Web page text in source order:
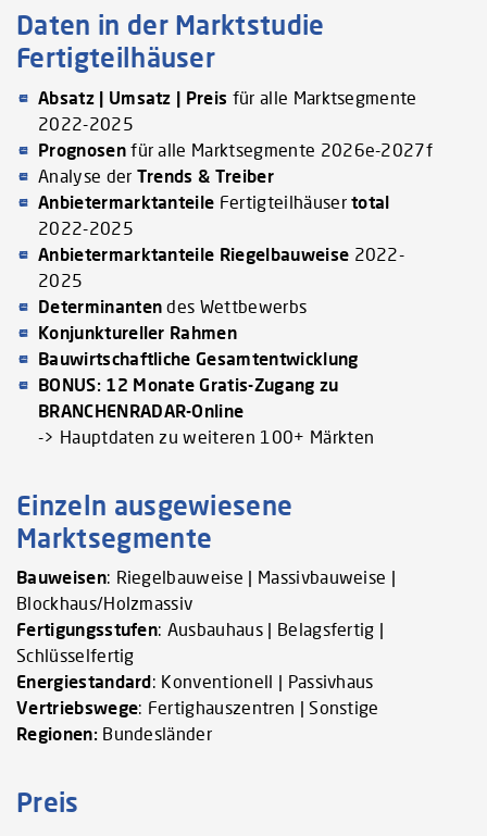
Daten in der Marktstudie
Fertigteilhäuser
Absatz | Umsatz | Preis für alle Marktsegmente
2022-2025
Prognosenfür alle Marktsegmente 2026e-2027f
Analyse der Trends & Treiber
Anbietermarktanteile Fertigteilhäusertotal
2022-2025
Anbietermarktanteile Riegelbauweise 2022-
2025
Determinanten des Wettbewerbs
Konjunktureller Rahmen
Bauwirtschaftliche Gesamtentwicklung
BONUS: 12 Monate Gratis-Zugang zu
BRANCHENRADAR-Online
-> Hauptdaten zu weiteren 100+ Märkten
Einzeln ausgewiesene
Marktsegmente
Bauweisen: Riegelbauweise | Massivbauweise |
Blockhaus/Holzmassiv
Fertigungsstufen: Ausbauhaus | Belagsfertig |
Schlüsselfertig
Energiestandard: Konventionell | Passivhaus
Vertriebswege: Fertighauszentren | Sonstige
Regionen: Bundesländer
Preis